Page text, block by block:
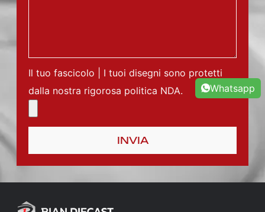
Il tuo fascicolo | I tuoi disegni sono protetti
dalla nostra rigorosa politica NDA.
INVIA
Whatsapp